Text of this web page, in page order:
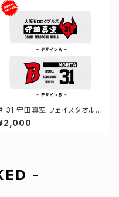
31 守田真空 フェイスタオル
手還元 2デザイン FT0144
-